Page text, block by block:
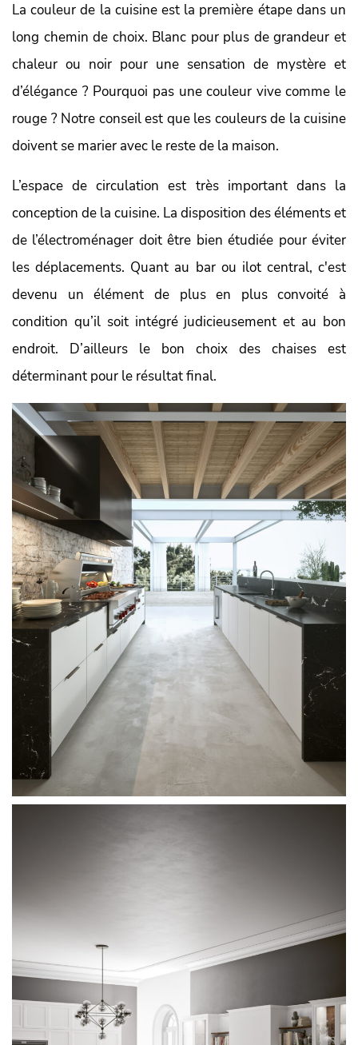
La couleur de la cuisine est la première étape dans un
long chemin de choix. Blanc pour plus de grandeur et
chaleur ou noir pour une sensation de mystère et
d’élégance ? Pourquoi pas une couleur vive comme le
rouge ? Notre conseil est que les couleurs de la cuisine
doivent se marier avec le reste de la maison.
L’espace de circulation est très important dans la
conception de la cuisine. La disposition des éléments et
de l’électroménager doit être bien étudiée pour éviter
les déplacements. Quant au bar ou ilot central, c'est
devenu un élément de plus en plus convoité à
condition qu’il soit intégré judicieusement et au bon
endroit. D’ailleurs le bon choix des chaises est
déterminant pour le résultat final.